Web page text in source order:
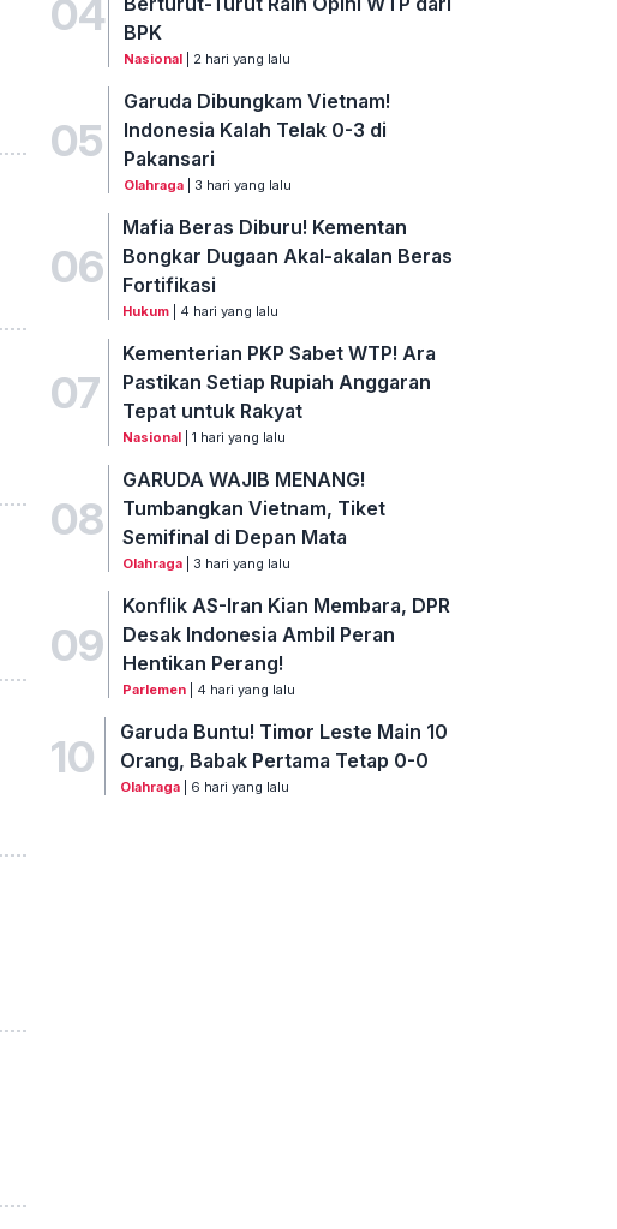
04
BPK
Nasional| 2 hari yang lalu
05
Garuda Dibungkam Vietnam!
Indonesia Kalah Telak 0-3 di
Pakansari
Olahraga| 3 hari yang lalu
06
Mafia Beras Diburu! Kementan
Bongkar Dugaan Akal-akalan Beras
Fortifikasi
Hukum | 4 hari yang lalu
07
Kementerian PKP Sabet WTP! Ara
Pastikan Setiap Rupiah Anggaran
Tepat untuk Rakyat
Nasional | 1 hari yang lalu
08
GARUDA WAJIB MENANG!
Tumbangkan Vietnam, Tiket
Semifinal di Depan Mata
Olahraga | 3 hari yang lalu
09
Konflik AS-Iran Kian Membara, DPR
Desak Indonesia Ambil Peran
Hentikan Perang!
Parlemen | 4 hari yang lalu
10
Garuda Buntu! Timor Leste Main 10
Orang, Babak Pertama Tetap 0-0
Olahraga| 6 hari yang lalu